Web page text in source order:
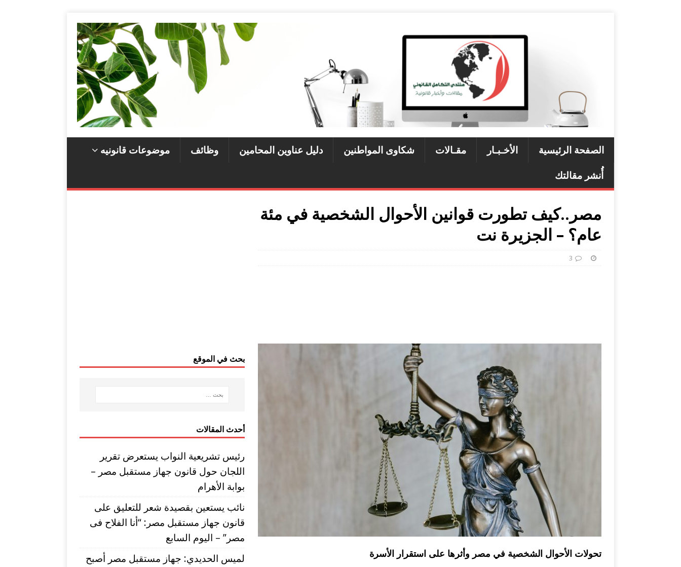
الصفحة الرئيسية الأخـبـار مقـالات شكاوى المواطنين دليل عناوين المحامين وظائف
موضوعات قانونيه
أُنشر مقالتك
مصر..كيف تطورت قوانين الأحوال الشخصية في مئة
عام؟ – الجزيرة نت
3
تحولات الأحوال الشخصية في مصر وأثرها على استقرار الأسرة
بحث في الموقع
أحدث المقالات
رئيس تشريعية النواب يستعرض تقرير
اللجان حول قانون جهاز مستقبل مصر –
بوابة الأهرام
نائب يستعين بقصيدة شعر للتعليق على
قانون جهاز مستقبل مصر: “أنا الفلاح فى
مصر” – اليوم السابع
لميس الحديدي: جهاز مستقبل مصر أصبح